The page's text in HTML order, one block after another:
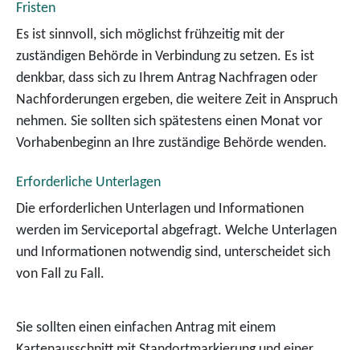
Fristen
Es ist sinnvoll, sich möglichst frühzeitig mit der
zuständigen Behörde in Verbindung zu setzen. Es ist
denkbar, dass sich zu Ihrem Antrag Nachfragen oder
Nachforderungen ergeben, die weitere Zeit in Anspruch
nehmen. Sie sollten sich spätestens einen Monat vor
Vorhabenbeginn an Ihre zuständige Behörde wenden.
Erforderliche Unterlagen
Die erforderlichen Unterlagen und Informationen
werden im Serviceportal abgefragt. Welche Unterlagen
und Informationen notwendig sind, unterscheidet sich
von Fall zu Fall.
Sie sollten einen einfachen Antrag mit einem